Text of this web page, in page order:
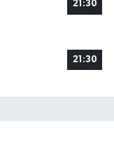
21:30
21:30